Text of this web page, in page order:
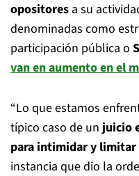
opositores a su
denominadas como
participación pública o
van en aumento en el
“Lo que estamos
típico caso de unjuicio
para intimidar y
instancia que dio la